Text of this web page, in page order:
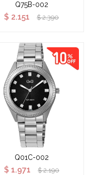
Q75B-002
$ 2.151 $ 2.390
Q01C-002
$ 1.971 $ 2.190